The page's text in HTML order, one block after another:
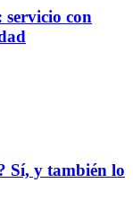
con
Sí, y también lo